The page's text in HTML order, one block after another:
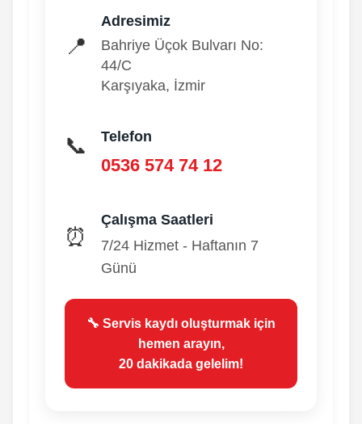
📍
Adresimiz
Bahriye Üçok Bulvarı No:
44/C
Karşıyaka, İzmir
📞 Telefon
0536 574 74 12
⏰
Çalışma Saatleri
7/24 Hizmet - Haftanın 7
Günü
🔧 Servis kaydı oluşturmak için
hemen arayın,
20 dakikada gelelim!